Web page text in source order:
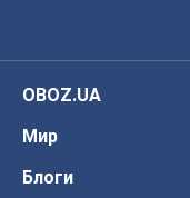
OBOZ.UA
Мир
Блоги